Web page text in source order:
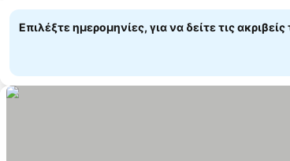
Επιλέξτε ημερομηνίες, για να δείτε τις ακριβείς